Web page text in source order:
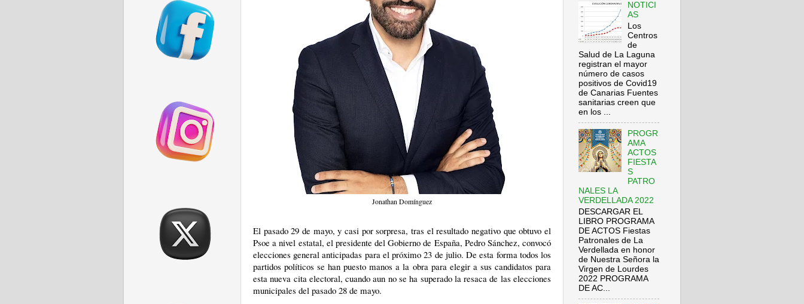
Jonathan Domínguez
El pasado 29 de mayo, y casi por sorpresa, tras el resultado negativo que obtuvo el
Psoe a nivel estatal, el presidente del Gobierno de España, Pedro Sánchez, convocó
elecciones general anticipadas para el próximo 23 de julio. De esta forma todos los
partidos políticos se han puesto manos a la obra para elegir a sus candidatos para
esta nueva cita electoral, cuando aun no se ha superado la resaca de las elecciones
municipales del pasado 28 de mayo.
NOTICI
AS
Los
Centros
de
Salud de La Laguna
registran el mayor
número de casos
positivos de Covid19
de Canarias Fuentes
sanitarias creen que
en los ...
PROGR
AMA
ACTOS
FIESTA
S
PATRO
NALES LA
VERDELLADA 2022
DESCARGAR EL
LIBRO PROGRAMA
DE ACTOS Fiestas
Patronales de La
Verdellada en honor
de Nuestra Señora la
Virgen de Lourdes
2022 PROGRAMA
DE AC...